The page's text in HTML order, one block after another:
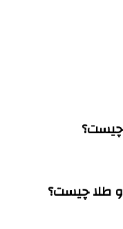
چیست؟
و طلا چیست؟